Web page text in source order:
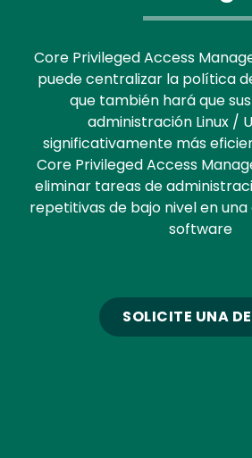
Core Privileged Access
puede centralizar la política
que también hará que
administración Linux /
significativamente más
Core Privileged Access
eliminar tareas de
repetitivas de bajo nivel en
software
SOLICITE UNA